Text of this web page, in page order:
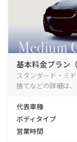
基本料金プラン（
スタンダード・ミ
捨てなどの詳細は
代表車種
ボディタイプ
営業時間